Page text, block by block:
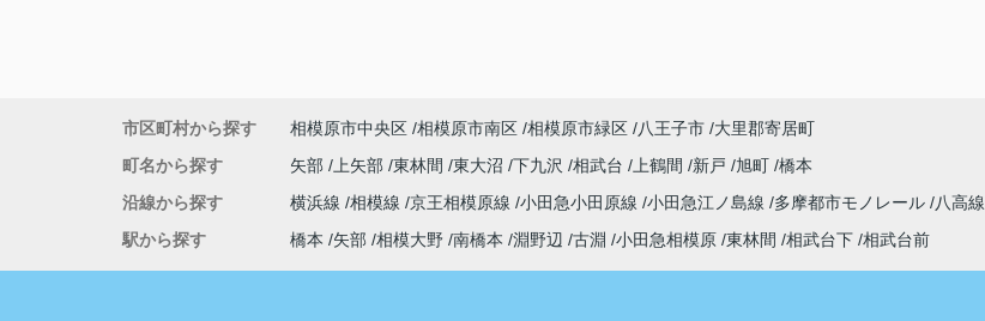
市区町村から探す 相模原市中央区 相模原市南区 相模原市緑区 八王子市 大里郡寄居町
町名から探す
矢部 上矢部 東林間 東大沼 下九沢 相武台 上鶴間 新戸 旭町 橋本
沿線から探す
横浜線 相模線 京王相模原線 小田急小田原線 小田急江ノ島線 多摩都市モノレール
八高線
駅から探す
橋本 矢部 相模大野 南橋本 淵野辺 古淵 小田急相模原 東林間 相武台下 相武台前